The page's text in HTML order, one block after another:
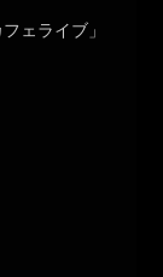
ェライブ」